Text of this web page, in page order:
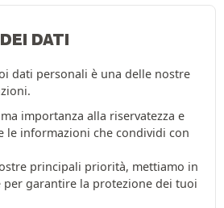
DATI
dati personali è una delle nostre
importanza alla riservatezza e
le informazioni che condividi con
principali priorità, mettiamo in
garantire la protezione dei tuoi